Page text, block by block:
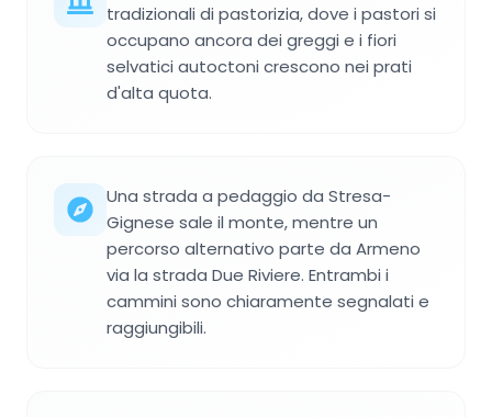
tradizionali di pastorizia, dove i pastori si
occupano ancora dei greggi e i fiori
selvatici autoctoni crescono nei prati
d'alta quota.
Una strada a pedaggio da Stresa-
Gignese sale il monte, mentre un
percorso alternativo parte da Armeno
via la strada Due Riviere. Entrambi i
cammini sono chiaramente segnalati e
raggiungibili.